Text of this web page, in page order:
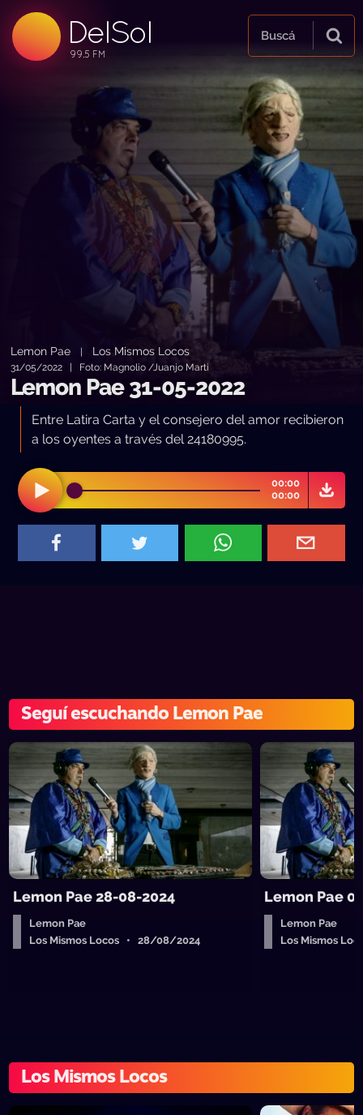
DelSol
99.5 FM
99.5 FM
99.5 FM
Buscá
Lemon Pae Los Mismos Locos
31/05/2022 | Foto: Magnolio /Juanjo Marti
Lemon Pae 31-05-2022
Entre Latira Carta y el consejero del amor recibieron
a los oyentes a través del 24180995.
00:00
00:00
Seguí escuchando Lemon Pae
Lemon Pae 28-08-2024
Lemon Pae
Los Mismos Locos • 28/08/2024
Lemon Pae
Lemon Pae
Los Mismos
Los Mismos Locos